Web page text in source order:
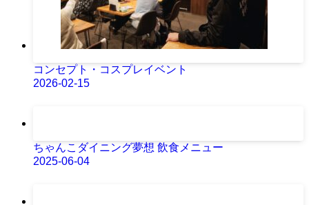
コンセプト・コスプレイベント
2026-02-15
ちゃんこダイニング夢想 飲食メニュー
2025-06-04